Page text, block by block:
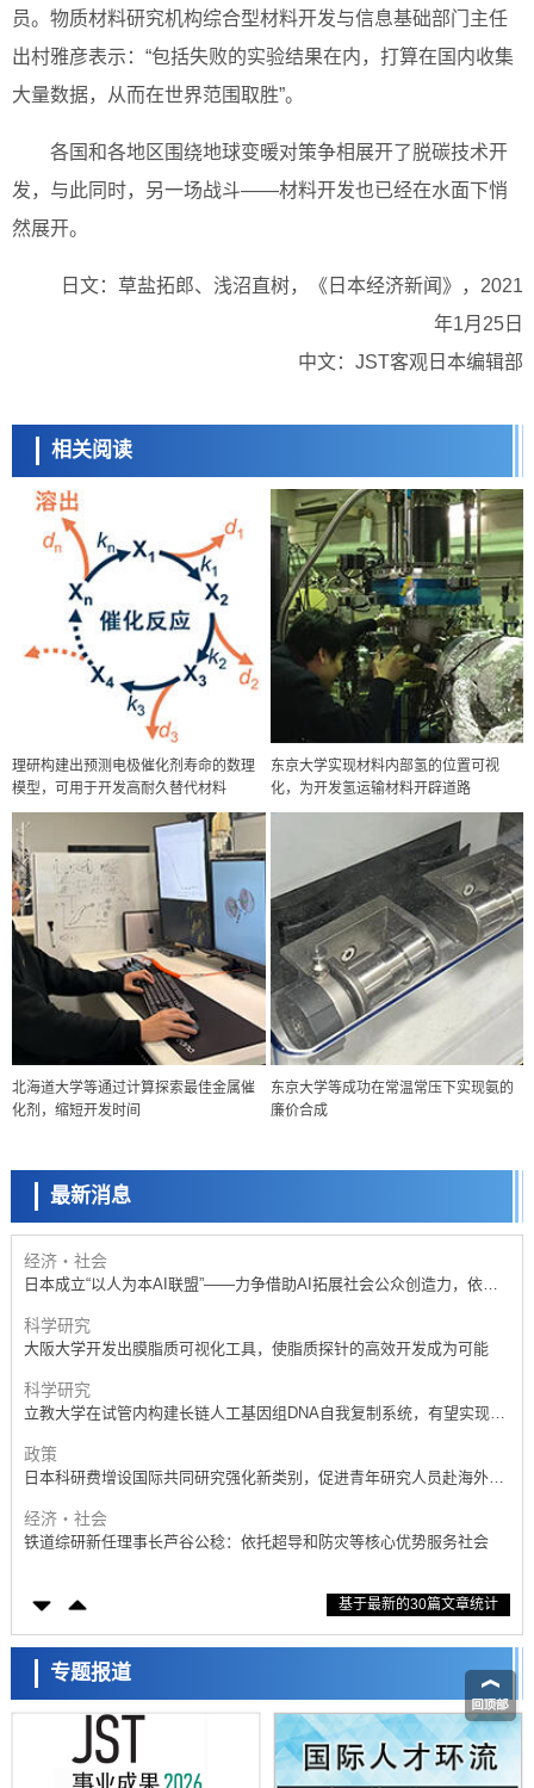
员。物质材料研究机构综合型材料开发与信息基础部门主任
出村雅彦表示：“包括失败的实验结果在内，打算在国内收集
大量数据，从而在世界范围取胜”。
各国和各地区围绕地球变暖对策争相展开了脱碳技术开
发，与此同时，另一场战斗——材料开发也已经在水面下悄
然展开。
日文：草盐拓郎、浅沼直树，《日本经济新闻》，2021
年1月25日
中文：JST客观日本编辑部
相关阅读
理研构建出预测电极催化剂寿命的数理
模型，可用于开发高耐久替代材料
东京大学实现材料内部氢的位置可视
化，为开发氢运输材料开辟道路
北海道大学等通过计算探索最佳金属催
化剂，缩短开发时间
东京大学等成功在常温常压下实现氨的
廉价合成
最新消息
政策
日本科研费增设国际共同研究强化新类别，促进青年研究人员赴海外开
展研究
科学研究
开发出300亿年仅误差1秒的光晶格钟，构建网络将其打造为下一代社会
基础设施
经济・社会
日本成立“以人为本AI联盟”——力争借助AI拓展社会公众创造力，依托
科学研究
大阪大学开发出膜脂质可视化工具，使脂质探针的高效开发成为可能
科学研究
立教大学在试管内构建长链人工基因组DNA自我复制系统，有望实现携
政策
日本科研费增设国际共同研究强化新类别，促进青年研究人员赴海外开
经济・社会
铁道综研新任理事长芦谷公稔：依托超导和防灾等核心优势服务社会
东京大学通过叶绿体基因组编辑技术强化碳固定酶，成功提高光合作用
科学研究
藤田医科大学等成功鉴定出非结核分枝杆菌生存的必需基因，首次揭示
该基因的必要性因菌株而异
经济・社会
【AI法下篇】如何应对AI的不可控性——中央大学平野晋教授专访
科学研究
基于最新的30篇文章统计
专题报道